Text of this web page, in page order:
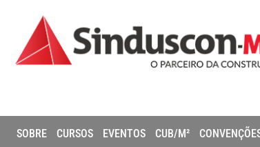
SOBRE CURSOS EVENTOS CUB/M²